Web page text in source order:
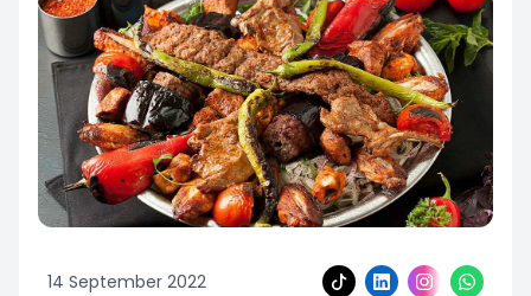
14 September 2022